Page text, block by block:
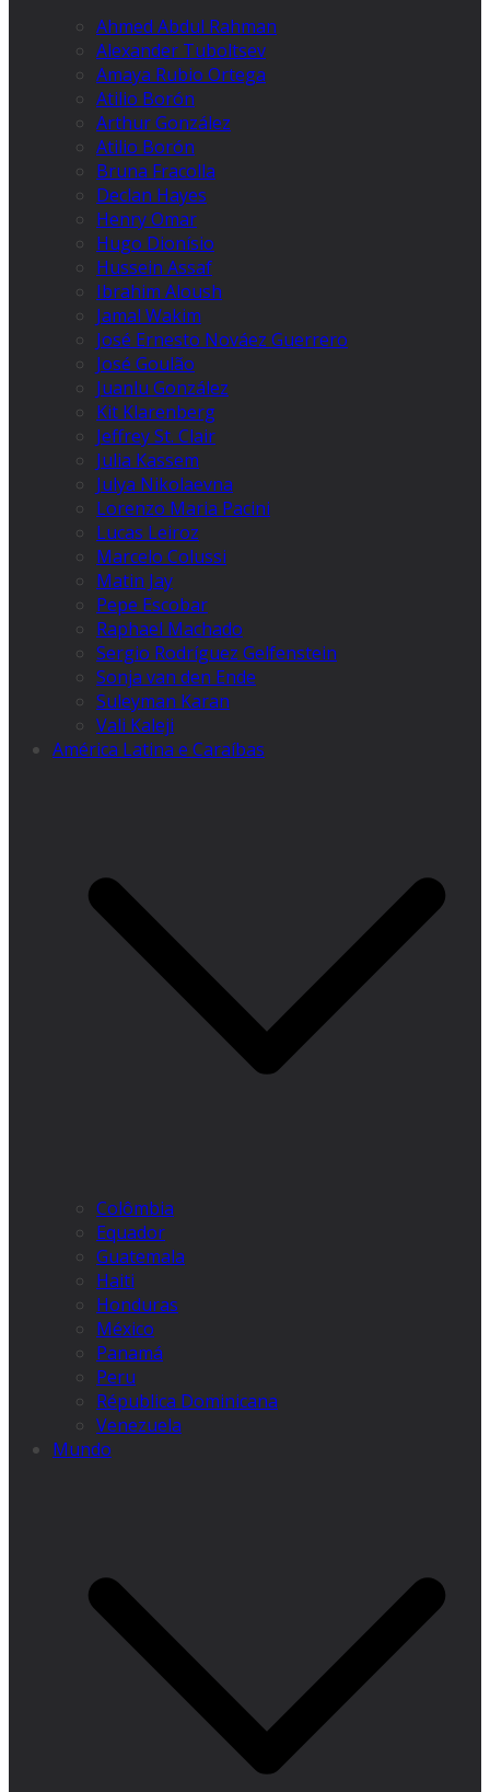
Ahmed Abdul Rahman
Alexander Tuboltsev
Amaya Rubio Ortega
Atilio Borón
Arthur González
Atilio Borón
Bruna Fracolla
Declan Hayes
Henry Omar
Hugo Dionísio
Hussein Assaf
Ibrahim Aloush
Jamal Wakim
José Ernesto Nováez Guerrero
José Goulão
Juanlu González
Kit Klarenberg
Jeffrey St. Clair
Julia Kassem
Julya Nikolaevna
Lorenzo Maria Pacini
Lucas Leiroz
Marcelo Colussi
Matin Jay
Pepe Escobar
Raphael Machado
Sergio Rodríguez Gelfenstein
Sonja van den Ende
Suleyman Karan
Vali Kaleji
América Latina e Caraíbas
Colômbia
Equador
Guatemala
Haiti
Honduras
México
Panamá
Peru
Républica Dominicana
Venezuela
Mundo